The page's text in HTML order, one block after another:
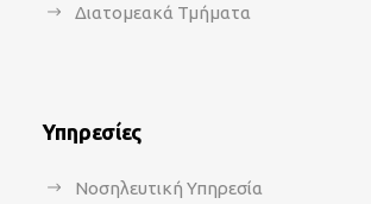
Διατομεακά Τμήματα
Υπηρεσίες
Νοσηλευτική Υπηρεσία